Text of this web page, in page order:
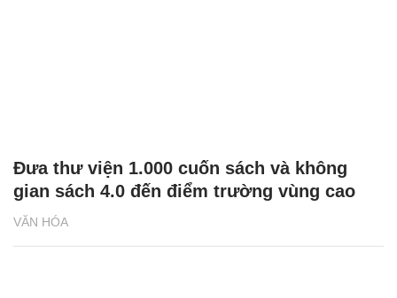
VĂN HÓA
Đưa thư viện 1.000 cuốn sách và không
gian sách 4.0 đến điểm trường vùng cao